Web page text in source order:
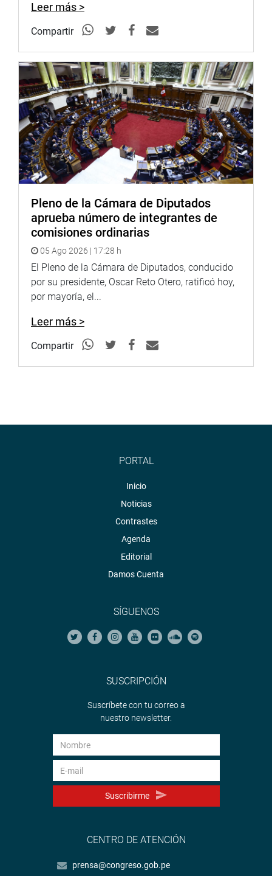
Leer más >
Compartir
Pleno de la Cámara de Diputados
aprueba número de integrantes de
comisiones ordinarias
05 Ago 2026 | 17:28 h
El Pleno de la Cámara de Diputados, conducido
por su presidente, Oscar Reto Otero, ratificó hoy,
por mayoría, el...
Leer más >
Compartir
PORTAL
Inicio
Noticias
Contrastes
Agenda
Editorial
Damos Cuenta
SÍGUENOS
SUSCRIPCIÓN
Suscríbete con tu correo a
nuestro newsletter.
Suscribirme
CENTRO DE ATENCIÓN
prensa@congreso.gob.pe